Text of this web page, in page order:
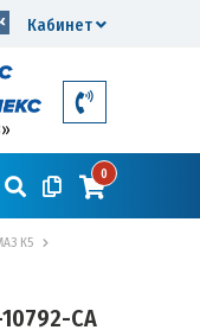
Кабинет
0
К5
CA